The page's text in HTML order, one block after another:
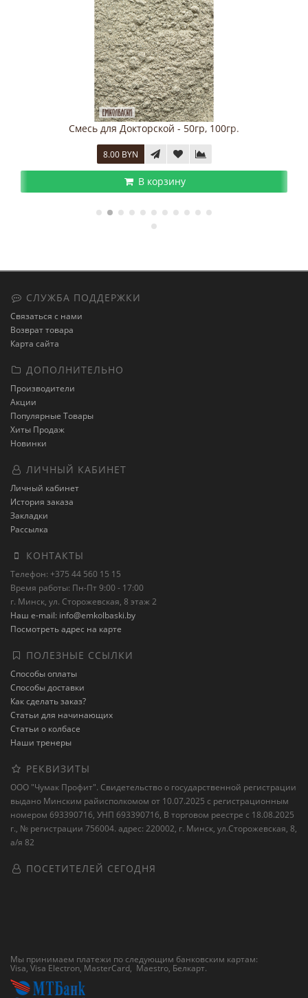
Смесь для Докторской - 50гр, 100гр.
8.00 BYN
В корзину
СЛУЖБА ПОДДЕРЖКИ
Связаться с нами
Возврат товара
Карта сайта
ДОПОЛНИТЕЛЬНО
Производители
Акции
Популярные Товары
Хиты Продаж
Новинки
ЛИЧНЫЙ КАБИНЕТ
Личный кабинет
История заказа
Закладки
Рассылка
КОНТАКТЫ
Телефон: +375 44 560 15 15
Время работы: Пн-Пт 9:00 - 17:00
г. Минск, ул. Сторожевская, 8 этаж 2
Наш e-mail: info@emkolbaski.by
Посмотреть адрес на карте
ПОЛЕЗНЫЕ ССЫЛКИ
Способы оплаты
Способы доставки
Как сделать заказ?
Статьи для начинающих
Статьи о колбасе
Наши тренеры
РЕКВИЗИТЫ
ООО "Чумак Профит". Свидетельство о государственной регистрации
выдано Минским райисполкомом от 10.07.2025 с регистрационным
номером 693390716, УНП 693390716, В торговом реестре с 18.08.2025
г., № регистрации 756004. адрес: 220002, г. Минск, ул.Сторожевская, 8,
а/я 82
ПОСЕТИТЕЛЕЙ СЕГОДНЯ
Мы принимаем платежи по следующим банковским картам:
Visa, Visa Electron, MasterCard, Maestro, Белкарт.